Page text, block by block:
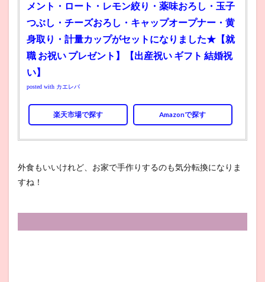
メント・ロート・レモン絞り・薬味おろし・玉子
つぶし・チーズおろし・キャップオープナー・黄
身取り・計量カップがセットになりました★【就
職 お祝い プレゼント】【出産祝い ギフト 結婚祝
い】
posted with カエレバ
楽天市場で探す Amazonで探す
外食もいいけれど、お家で手作りするのも気分転換になりま
すね！